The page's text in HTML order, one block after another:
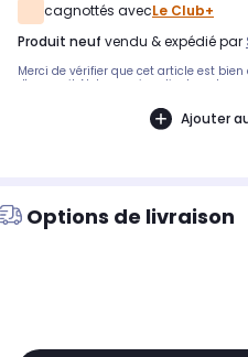
cagnottés avecLe Club+
produit neuf vendu & expédié par
Merci de vérifier que cet article est
d'appareil. Notre service client peut
SONY: KDL-50W829B, KDL-47W805A
Ajouter
Options de livraison